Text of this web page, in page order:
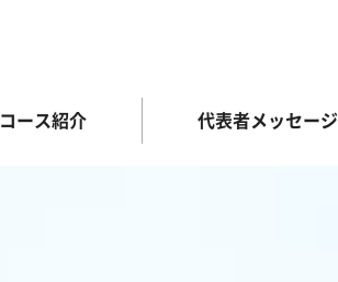
コース紹介 代表者メッセージ